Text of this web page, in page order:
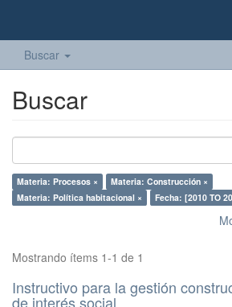
Buscar
Buscar
Materia: Procesos ×
Materia: Construcción ×
Materia: Política habitacional ×
Fecha: [2010 TO
Mostrando ítems 1-1 de 1
Instructivo para la gestión
de interés social